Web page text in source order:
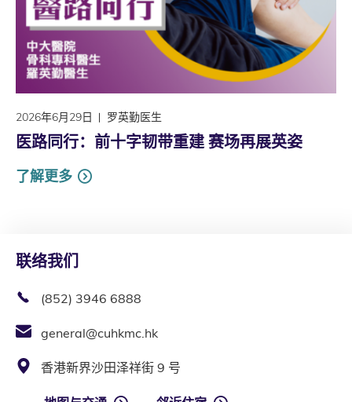
2026年6月29日 罗英勤医生
医路同行：前十字韧带重建 赛场再展英姿
了解更多
联络我们
(852) 3946 6888
general@cuhkmc.hk
香港新界沙田泽祥街 9 号